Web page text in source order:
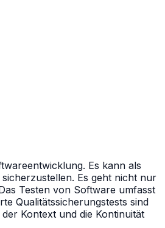
Es kann als
Es geht nicht nur
Testen von Software umfasst
Qualitätssicherungstests sind
Kontext und die Kontinuität